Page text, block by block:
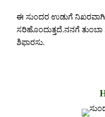
ಈ ಸುಂದರ ಉಡುಗೆ ನಿಖರವಾಗಿ
ಸರಿಹೊಂದುತ್ತದೆ.ನನಗೆ
ಶಿಫಾರಸು.